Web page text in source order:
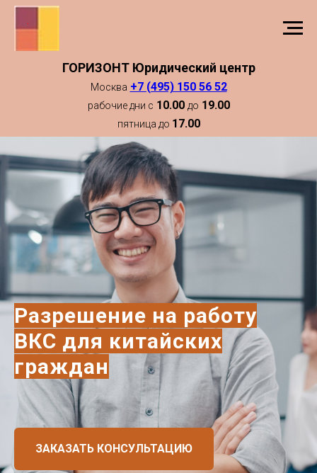
ГОРИЗОНТ Юридический центр
Москва +7 (495) 150 56 52
рабочие дни с 10.00 до 19.00
пятница до 17.00
Разрешение на работу
ВКС для китайских
граждан
ЗАКАЗАТЬ КОНСУЛЬТАЦИЮ